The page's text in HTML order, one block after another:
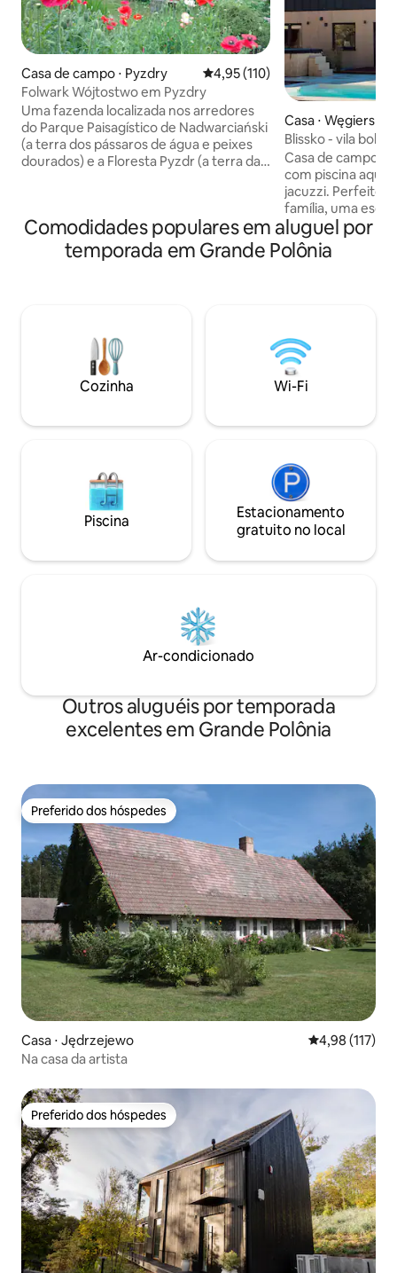
Casa de campo ⋅ Pyzdry 4,95 de uma avaliação média de
4,95 (110)
Folwark Wójtostwo em Pyzdry
Uma fazenda localizada nos arredores
do Parque Paisagístico de Nadwarciański
(a terra dos pássaros de água e peixes
dourados) e a Floresta Pyzdr (a terra das
Dąbrowskiego. A casa de hóspedes está
localizada em um anexo junto a uma
casa senhorial da virada do século
permitidos por uma taxa de 50 zł por
noite/animal de estimação.
Casa ⋅ Węgierskie
Blissko - vila boho
jacuzzi
Casa de campo
com piscina
jacuzzi. Perfeito
família, uma
um relaxamento
acomodar até 12
espaçosa com
premium criam
Você pode
energias e
inesquecíveis
Comodidades populares em aluguel por
temporada em Grande Polônia
Cozinha Wi-Fi
Piscina
Estacionamento
gratuito no local
Ar-condicionado
Outros aluguéis por temporada
excelentes em Grande Polônia
Preferido dos hóspedes
Preferido dos hóspedes
Casa ⋅ Jędrzejewo 4,98 de uma
4,98 (117)
Na casa da artista
Preferido dos hóspedes
Preferido dos hóspedes